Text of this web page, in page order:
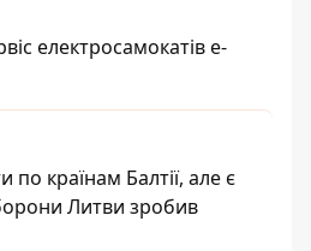
електросамокатів e-
по країнам Балтії, але є
Литви зробив